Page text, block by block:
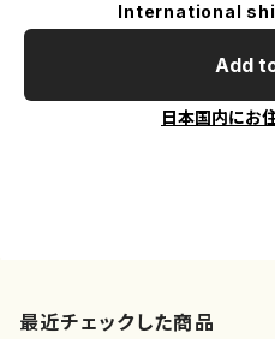
International
Add
日本国内にお
最近チェックした商品